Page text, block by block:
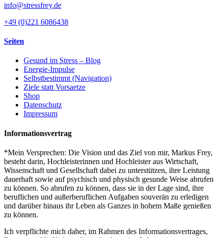
info@stressfrey.de
+49 (0)221 6086438
Seiten
Gesund im Stress – Blog
Energie-Impulse
Selbstbestimmt (Navigation)
Ziele statt Vorsaetze
Shop
Datenschutz
Impressum
Informationsvertrag
*Mein Versprechen: Die Vision und das Ziel von mir, Markus Frey,
besteht darin, Hochleisterinnen und Hochleister aus Wirtschaft,
Wissenschaft und Gesellschaft dabei zu unterstützen, ihre Leistung
dauerhaft sowie auf psychisch und physisch gesunde Weise abrufen
zu können. So abrufen zu können, dass sie in der Lage sind, ihre
beruflichen und außerberuflichen Aufgaben souverän zu erledigen
und darüber hinaus ihr Leben als Ganzes in hohem Maße genießen
zu können.
Ich verpflichte mich daher, im Rahmen des Informationsvertrages,